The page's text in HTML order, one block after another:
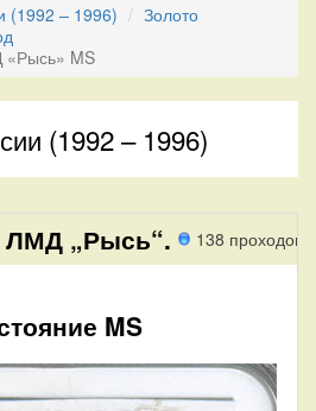
(1992 – 1996)
Золото
MS
(1992 – 1996)
138 проходов
ЛМД „Рысь“.
MS